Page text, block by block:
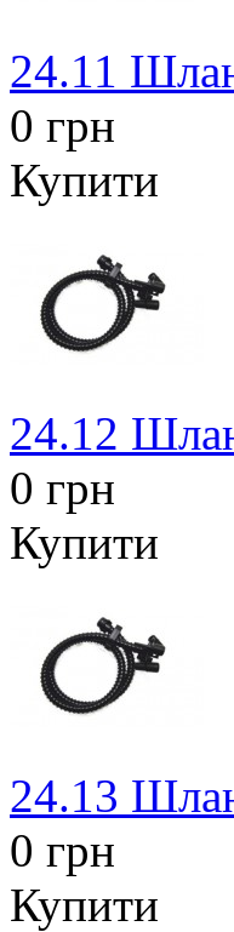
24.11
0 грн
Купити
24.12
0 грн
Купити
24.13
0 грн
Купити